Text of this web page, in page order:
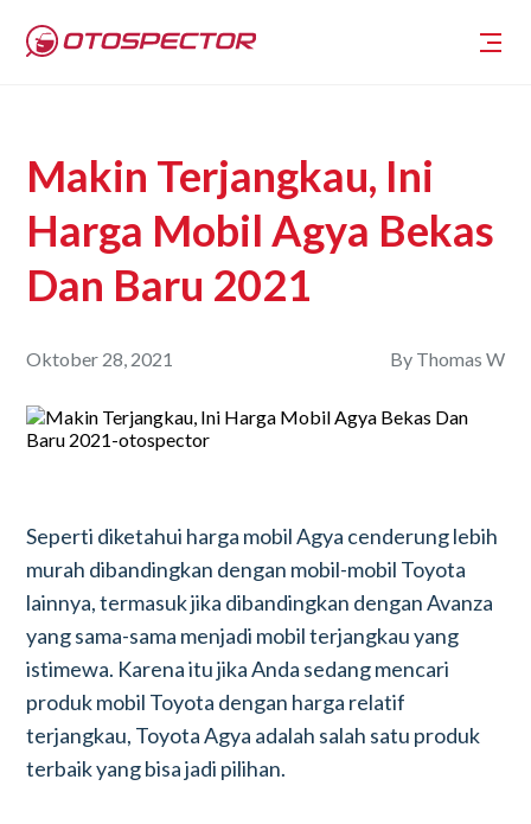
Makin Terjangkau, Ini
Harga Mobil Agya Bekas
Dan Baru 2021
Oktober 28, 2021 By Thomas W
Seperti diketahui harga mobil Agya cenderung lebih
murah dibandingkan dengan mobil-mobil Toyota
lainnya, termasuk jika dibandingkan dengan Avanza
yang sama-sama menjadi mobil terjangkau yang
istimewa. Karena itu jika Anda sedang mencari
produk mobil Toyota dengan harga relatif
terjangkau, Toyota Agya adalah salah satu produk
terbaik yang bisa jadi pilihan.